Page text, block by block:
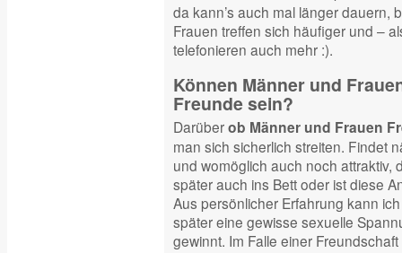
da kann’s auch mal länger dauern,
Frauen treffen sich häufiger und –
telefonieren auch mehr :).
Können Männer und
Freunde sein?
Darüberob Männer und Frauen
man sich sicherlich streiten. Findet
und womöglich auch noch attraktiv,
später auch ins Bett oder ist diese
Aus persönlicher Erfahrung kann
später eine gewisse sexuelle
gewinnt. Im Falle einer